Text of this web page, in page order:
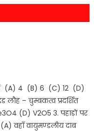
(A) 4 (B) 6 (C) 12 (D)
– चुम्बकत्व प्रदर्शित
(D) V2O5 3. पहाड़ों पर
वहाँ वायुमण्डलीय दाब